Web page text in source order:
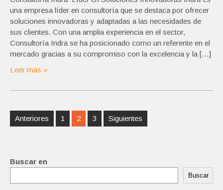
una empresa líder en consultoría que se destaca por ofrecer
soluciones innovadoras y adaptadas a las necesidades de
sus clientes. Con una amplia experiencia en el sector,
Consultoría Indra se ha posicionado como un referente en el
mercado gracias a su compromiso con la excelencia y la […]
Leer más »
Navegación
de
Anteriores 1 2 3 Siguientes
Buscar en
Buscar